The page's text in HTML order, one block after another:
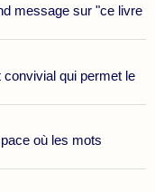
message sur "ce livre
qui permet le
où les mots